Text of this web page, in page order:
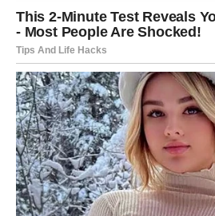
Zvijezde vam šalju još jedno
Ovog vikenda mogli biste burno
vas povrijedi ili razočara.
Pokušajte ne donositi velike
Jedna impulzivna reakcija mogla
kajanje.